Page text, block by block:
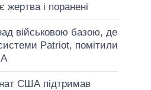
жертва і поранені
військовою базою, де
Patriot, помітили
США підтримав